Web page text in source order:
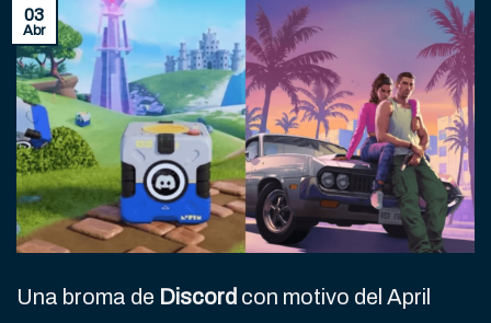
03
Abr
Una broma de Discord con motivo del April